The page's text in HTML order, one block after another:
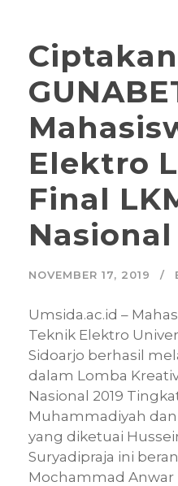
Ciptakan
Elektro
Final
Nasional
NOVEMBER 17, 2019
Umsida.ac.id –
Teknik Elektro
Sidoarjo berhasil
dalam Lomba
Nasional 2019
Muhammadiyah dan
yang diketuai
Suryadipraja ini
Mochammad